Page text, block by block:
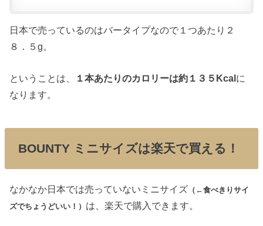
日本で売っているのはバータイプなので１つあたり２
８．５g。
ということは、 １本あたりのカロリーは約１３５Kcalに
なります。
BOUNTY ミニサイズは楽天で買える！
なかなか日本では売っていないミニサイズ （←食べきりサイ
ズでちょうどいい！） は、楽天で購入できます。